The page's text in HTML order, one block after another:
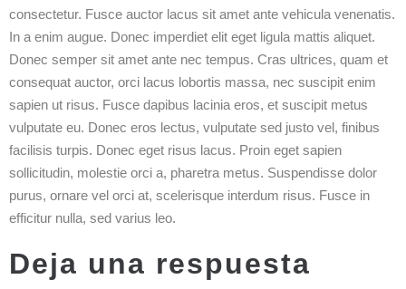
consectetur. Fusce auctor lacus sit amet ante vehicula venenatis.
In a enim augue. Donec imperdiet elit eget ligula mattis aliquet.
Donec semper sit amet ante nec tempus. Cras ultrices, quam et
consequat auctor, orci lacus lobortis massa, nec suscipit enim
sapien ut risus. Fusce dapibus lacinia eros, et suscipit metus
vulputate eu. Donec eros lectus, vulputate sed justo vel, finibus
facilisis turpis. Donec eget risus lacus. Proin eget sapien
sollicitudin, molestie orci a, pharetra metus. Suspendisse dolor
purus, ornare vel orci at, scelerisque interdum risus. Fusce in
efficitur nulla, sed varius leo.
Deja una respuesta